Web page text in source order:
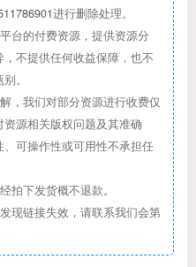
进行删除处理。
台的付费资源，提供资源分
不提供任何收益保障，也不
。
，我们对部分资源进行收费仅
源相关版权问题及其准确
可操作性或可用性不承担任
拍下发货概不退款。
现链接失效，请联系我们会第